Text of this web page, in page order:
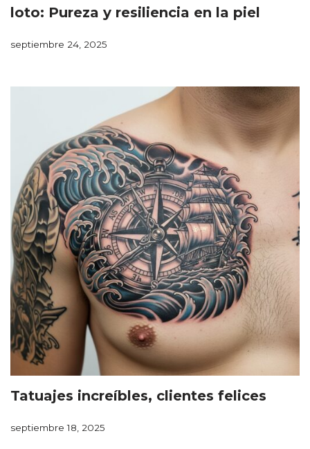
loto: Pureza y resiliencia en la piel
septiembre 24, 2025
Tatuajes increíbles, clientes felices
septiembre 18, 2025